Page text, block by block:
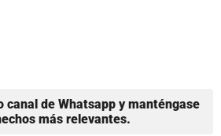
canal de Whatsapp y manténgase
más relevantes.